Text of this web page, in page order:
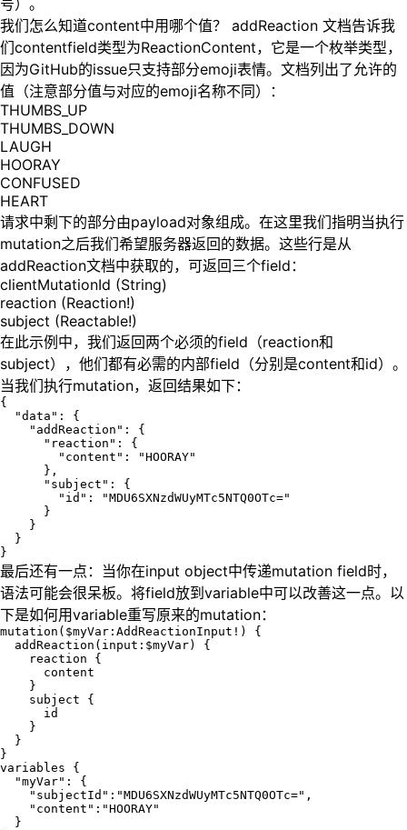
号）。
我们怎么知道content中用哪个值？ addReaction 文档告诉我
们contentfield类型为ReactionContent，它是一个枚举类型，
因为GitHub的issue只支持部分emoji表情。文档列出了允许的
值（注意部分值与对应的emoji名称不同）：
THUMBS_UP
THUMBS_DOWN
LAUGH
HOORAY
CONFUSED
HEART
请求中剩下的部分由payload对象组成。在这里我们指明当执行
mutation之后我们希望服务器返回的数据。这些行是从
addReaction文档中获取的，可返回三个field：
clientMutationId (String)
reaction (Reaction!)
subject (Reactable!)
在此示例中，我们返回两个必须的field（reaction和
subject），他们都有必需的内部field（分别是content和id）。
当我们执行mutation，返回结果如下：
{
  "data": {
    "addReaction": {
      "reaction": {
        "content": "HOORAY"
      },
      "subject": {
        "id": "MDU6SXNzdWUyMTc5NTQ0OTc="
      }
    }
  }
最后还有一点：当你在input object中传递mutation field时，
语法可能会很呆板。将field放到variable中可以改善这一点。以
下是如何用variable重写原来的mutation：
mutation($myVar:AddReactionInput!) {
  addReaction(input:$myVar) {
    reaction {
      content
    }
    subject {
      id
    }
  }
}
variables {
  "myVar": {
    "subjectId":"MDU6SXNzdWUyMTc5NTQ0OTc=",
    "content":"HOORAY"
  }